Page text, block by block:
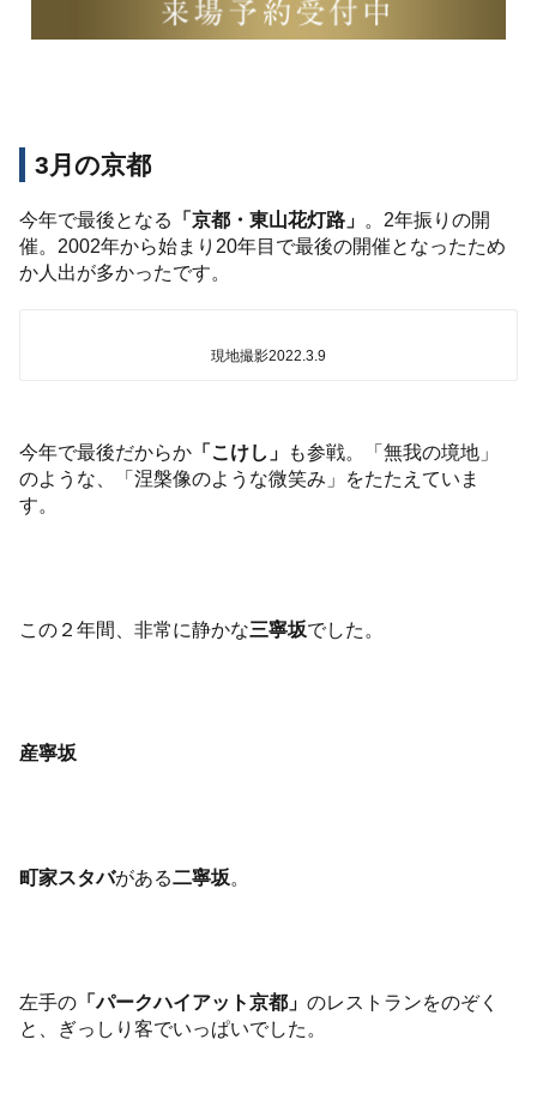
3月の京都
今年で最後となる 「京都・東山花灯路」 。2年振りの開
催。2002年から始まり20年目で最後の開催となったため
か人出が多かったです。
現地撮影2022.3.9
今年で最後だからか 「こけし」
も参戦。「無我の境地」
のような、「涅槃像のような微笑み」をたたえていま
す。
この２年間、非常に静かな三寧坂でした。
産寧坂
町家スタバがある二寧坂。
左手の 「パークハイアット京都」のレストランをのぞく
と、ぎっしり客でいっぱいでした。